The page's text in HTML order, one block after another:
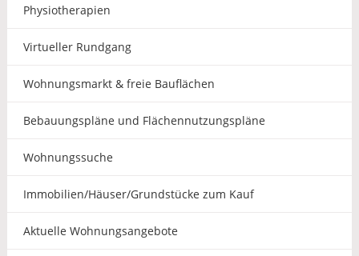
Physiotherapien
Virtueller Rundgang
Wohnungsmarkt & freie Bauflächen
Bebauungspläne und Flächennutzungspläne
Wohnungssuche
Immobilien/Häuser/Grundstücke zum Kauf
Aktuelle Wohnungsangebote